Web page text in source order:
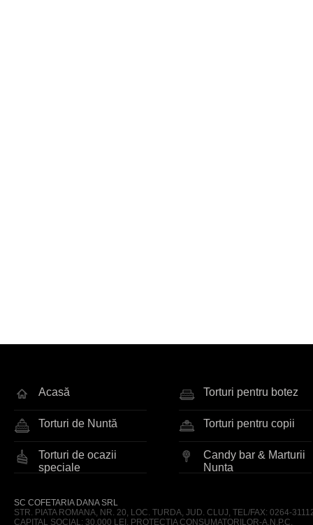
Acasă
Torturi de Nuntă
Torturi de ocazii
speciale
Torturi pentru botez
Torturi pentru copii
Candy bar & Marturii
Nunta
SC COFETARIA DANA SRL
STR. PIATA ROMANA, NR. 20, LOC. TURDA, JUD. CLUJ, TEL/FAX: 0264-
CAPITAL SOCIAL: 30.000 LEI, PROTECTIA CONSUMATORILOR-A.N.P.C.